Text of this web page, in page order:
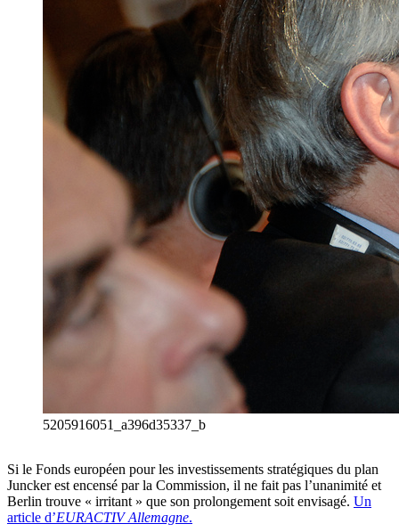
5205916051_a396d35337_b
Si le Fonds européen pour les investissements stratégiques du plan
Juncker est encensé par la Commission, il ne fait pas l’unanimité et
Berlin trouve « irritant » que son prolongement soit envisagé. Un
article d’EURACTIV Allemagne.